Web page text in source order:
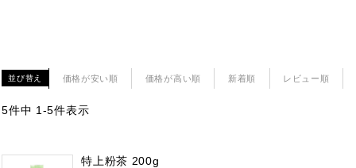
並び替え 価格が安い順 価格が高い順 新着順 レビュー順
5件中 1 -5件表示
特上粉茶 200g